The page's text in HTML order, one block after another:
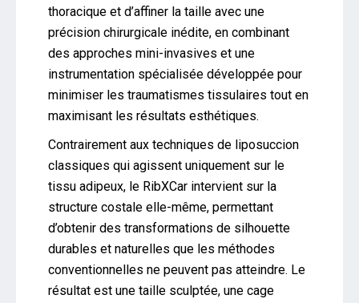
thoracique et d’affiner la taille avec une
précision chirurgicale inédite, en combinant
des approches mini-invasives et une
instrumentation spécialisée développée pour
minimiser les traumatismes tissulaires tout en
maximisant les résultats esthétiques.
Contrairement aux techniques de liposuccion
classiques qui agissent uniquement sur le
tissu adipeux, le RibXCar intervient sur la
structure costale elle-même, permettant
d’obtenir des transformations de silhouette
durables et naturelles que les méthodes
conventionnelles ne peuvent pas atteindre. Le
résultat est une taille sculptée, une cage